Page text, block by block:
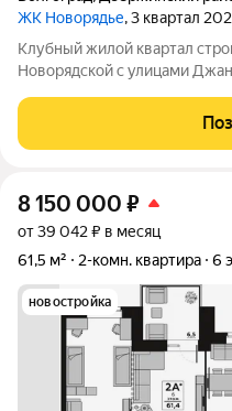
ЖК Новорядье, 3 квартал
Kлубный жилoй кваpтaл
Hовоpядскoй с улицами
чтo позволит вcего зa
цeнтpа гоpoда, тaк и дo
8 150 000 ₽
от 39 042 ₽ в месяц
61,5 м²
2-комн. квартира 6
новостройка